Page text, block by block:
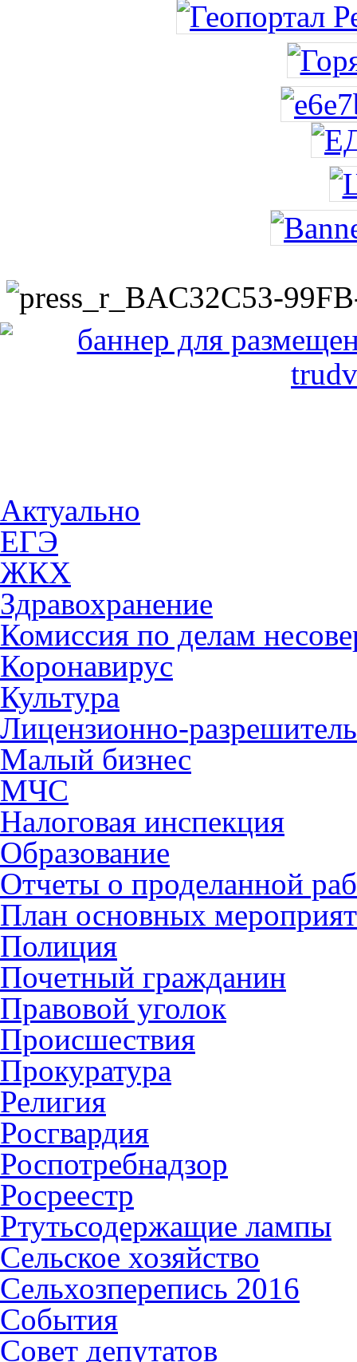
Актуально
ЕГЭ
ЖКХ
Здравохранение
Комиссия по делам
Коронавирус
Культура
Лицензионно-
Малый бизнес
МЧС
Налоговая инспекция
Образование
Отчеты о проделанной
План основных
Полиция
Почетный гражданин
Правовой уголок
Происшествия
Прокуратура
Религия
Росгвардия
Роспотребнадзор
Росреестр
Ртутьсодержащие лампы
Сельское хозяйство
Сельхозперепись 2016
События
Совет депутатов